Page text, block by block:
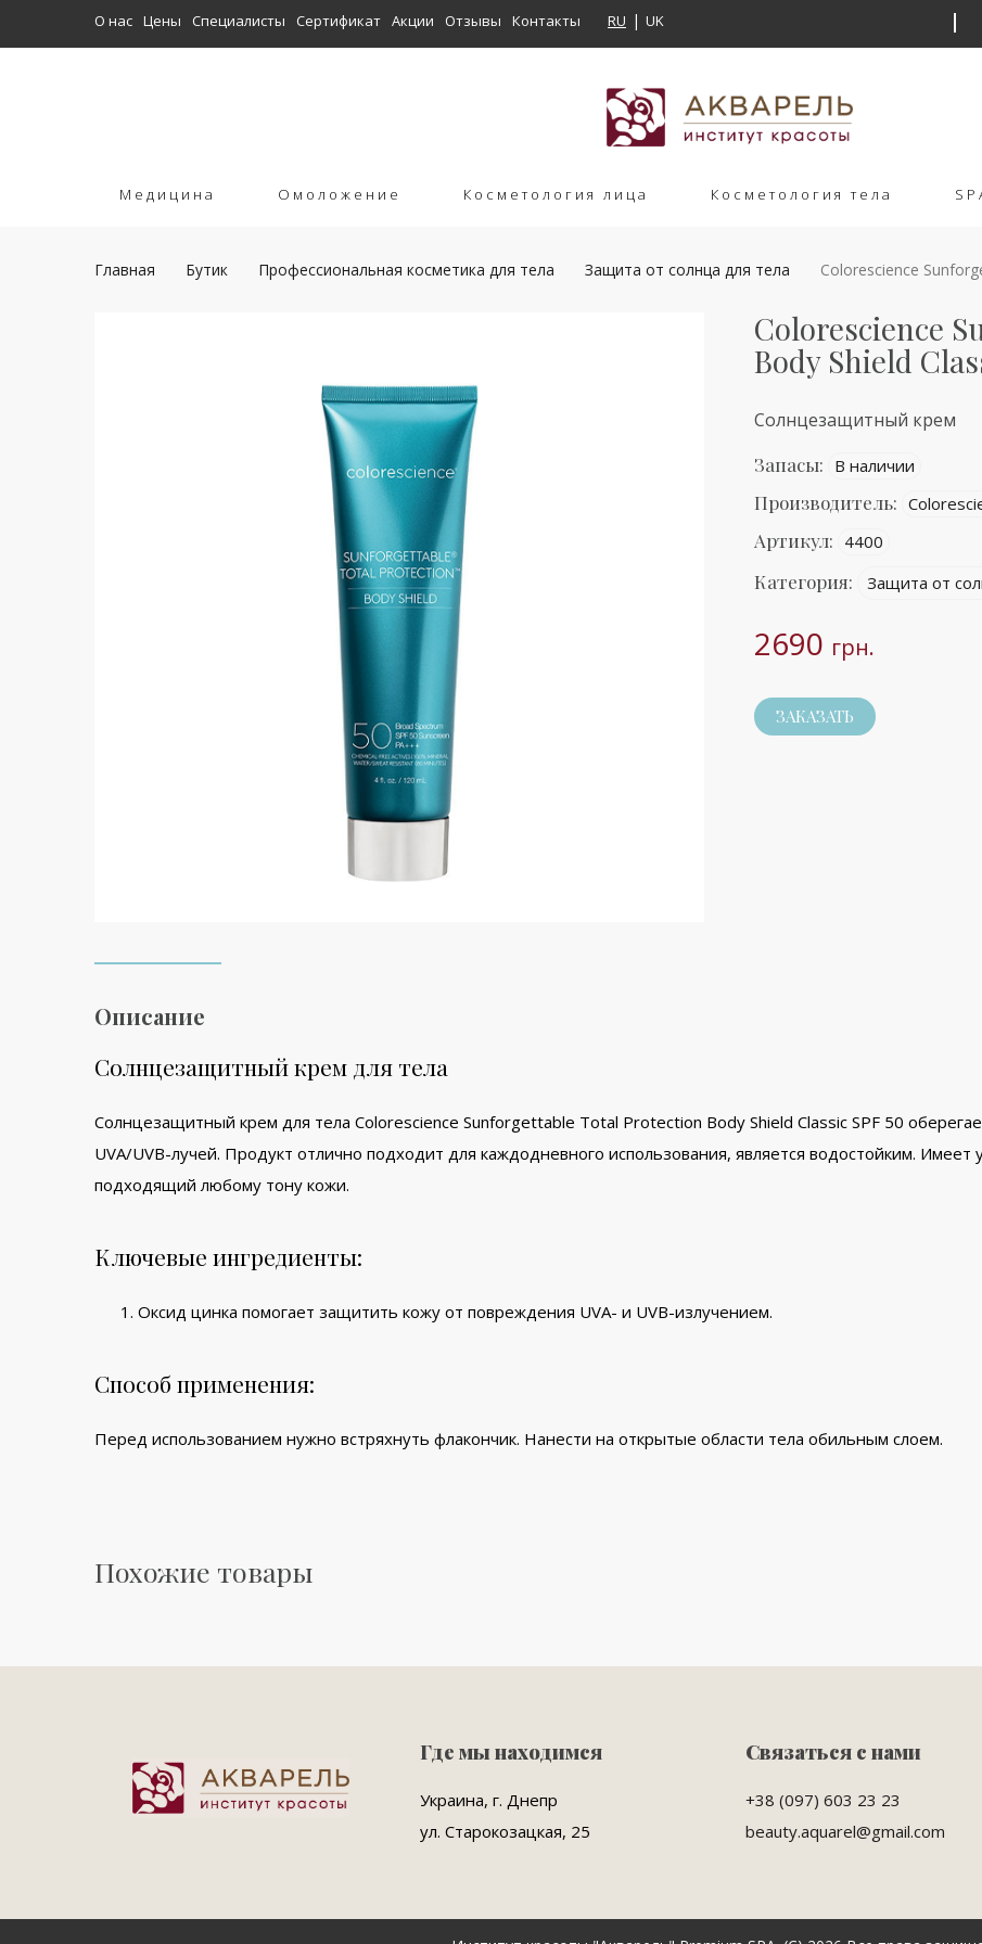
О нас Цены Специалисты Сертификат Акции Отзывы Контакты RU UK
Медицина Омоложение Косметология лица Косметология тела
Главная Бутик Профессиональная косметика для тела Защита от солнца для тела Colorescience
Colorescience
Body Shield
Солнцезащитный крем
Запасы: В наличии
Производитель:
Артикул: 4400
Категория: Защита от
2690 грн.
ЗАКАЗАТЬ
Описание
Солнцезащитный крем для тела
Солнцезащитный крем для тела Colorescience Sunforgettable Total Protection Body Shield Classic SPF 50
UVA/UVB-лучей. Продукт отлично подходит для каждодневного использования, является водостойким.
подходящий любому тону кожи.
Ключевые ингредиенты:
Оксид цинка помогает защитить кожу от повреждения UVA- и UVB-излучением.
Способ применения:
Перед использованием нужно встряхнуть флакончик. Нанести на открытые области тела обильным слоем.
Похожие товары
Где мы находимся
Украина, г. Днепр
ул. Старокозацкая, 25
Связаться с нами
+38 (097) 603 23 23
beauty.aquarel@gmail.com